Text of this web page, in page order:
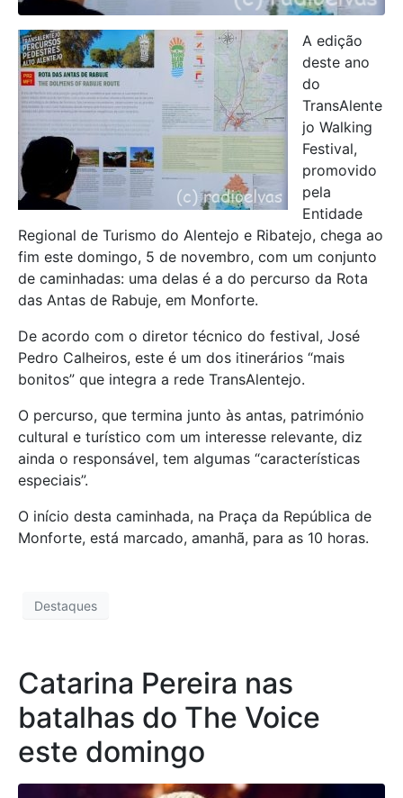
A edição
deste ano
do
TransAlente
jo Walking
Festival,
promovido
pela
Entidade
Regional de Turismo do Alentejo e Ribatejo, chega ao
fim este domingo, 5 de novembro, com um conjunto
de caminhadas: uma delas é a do percurso da Rota
das Antas de Rabuje, em Monforte.
De acordo com o diretor técnico do festival, José
Pedro Calheiros, este é um dos itinerários “mais
bonitos” que integra a rede TransAlentejo.
O percurso, que termina junto às antas, património
cultural e turístico com um interesse relevante, diz
ainda o responsável, tem algumas “características
especiais”.
O início desta caminhada, na Praça da República de
Monforte, está marcado, amanhã, para as 10 horas.
Destaques
Catarina Pereira nas
batalhas do The Voice
este domingo